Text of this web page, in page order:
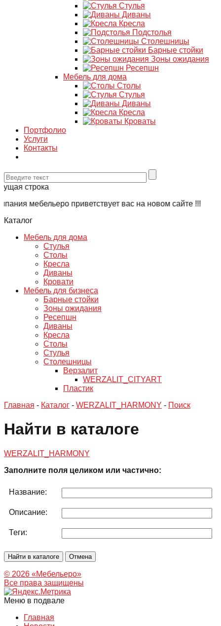
Стулья
Диваны
Кресла
Подстолья
Столешницы
Барные стойки
Зоны ожидания
Ресепшн
Мебель для дома
Столы
Стулья
Диваны
Кресла
Кроваты
Портфолио
Услуги
Контакты
строка
мебельеро приветствует вас на новом сайте !!!
Каталог
Мебель для дома
Стулья
Столы
Кресла
Диваны
Кровати
Мебель для бизнеса
Барные стойки
Зоны ожидания
Ресепшн
Диваны
Кресла
Столы
Стулья
Столешницы
Верзалит
WERZALIT_CITYART
Пластик
Главная - Каталог - WERZALIT_HARMONY - Поиск
Найти в каталоге
WERZALIT_HARMONY
Заполните поля целиком или частично:
Название:
Описание:
Теги:
© 2026 «Мебельеро»
Bce права защищены
Меню в подвале
Главная